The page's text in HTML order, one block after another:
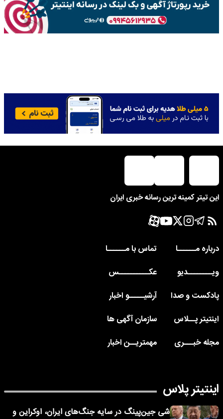
این تیتر کمینه ترین رسانه خبری ایران
درباره مــــــا
تماس با مــــــا
ویــــــــدیو
عکــــــــــس
پادکست و صدا
آرشیـــــو اخبار
اینتیتر پــلاس
سازمان آگهی ها
مجله خبـــری
مهمتریــن اخبار
اینتیتر پلاس
شی جین‌پینگ در سایه جنگ‌های ایران، اوکراین و